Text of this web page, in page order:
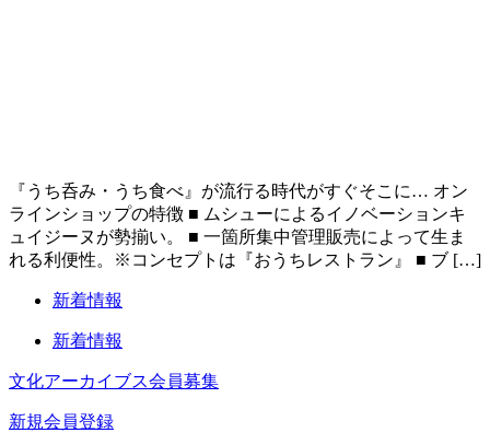
『うち呑み・うち食べ』が流行る時代がすぐそこに… オン
ラインショップの特徴 ■ ムシューによるイノベーションキ
ュイジーヌが勢揃い。 ■ 一箇所集中管理販売によって生ま
れる利便性。※コンセプトは『おうちレストラン』 ■ ブ […]
新着情報
新着情報
文化アーカイブス会員募集
新規会員登録